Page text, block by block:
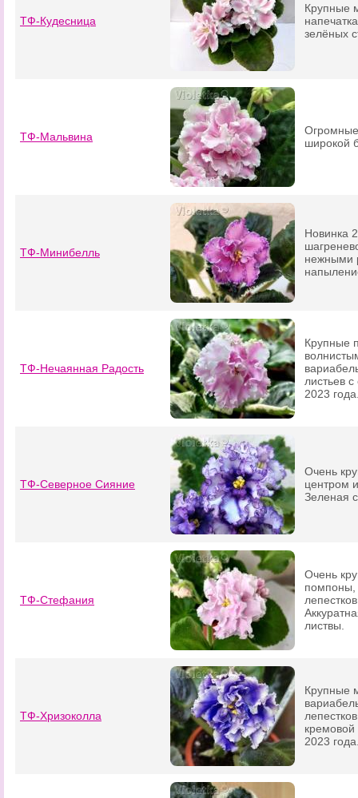
ТФ-Кудесница
Крупные
зелёных
ТФ-Мальвина
широкой
ТФ-Минибелль
Новинка
нежными
ТФ-Нечаянная Радость
Крупные
листьев
2023
ТФ-Северное Сияние
Очень
центром
Зеленая
ТФ-Стефания
Очень
помпоны,
листвы.
ТФ-Хризоколла
Крупные
2023